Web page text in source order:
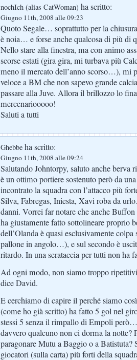
nochIch (alias CatWoman) ha scritto:
Giugno 11th, 2008 alle 09:23
Quoto Segale… soprattutto per la
è noia… e forse anche qualcosa di più di
Nello stare alla finestra, ma con animo
scorse estati (gira gira, mi turbava più
meno il mercato dell’anno scorso…), mi
veloce a BM che non sapevo grande
passare alla Juve. Allora il brillozzo lo
mercenariooooo!
Saluti a tutti
Ghebbe ha scritto:
Giugno 11th, 2008 alle 09:24
Salutando Johntorpy, saluto anche berva
è un ottimo portiere sostenuto però da
incontrato la squadra con l’attacco più
Silva, Fabregas, Iniesta, Xavi roba da
danni. Vorrei far notare che anche
ha giustamente fatto sottolineare proprio
dell’Olanda è quasi esclusivamente colpa
pallone in angolo…), e sul secondo è
ritardo. In una serataccia per tutti non ha
Ad ogni modo, non siamo troppo
dice David.
E cerchiamo di capire il perché siamo
(come ho già scritto) ha fatto 5 gol nel
stessi 5 senza il rimpallo di Empoli
davvero qualcuno non ci dorma la notte?
paragonare Mutu a Baggio o a Batistuta?
giocatori (sulla carta) più forti della